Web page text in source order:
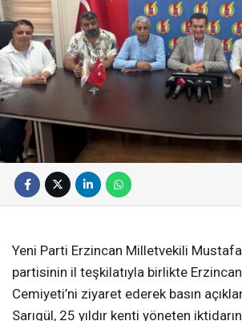
Yeni Parti Erzincan Milletvekili Mustafa
partisinin il teşkilatıyla birlikte
Cemiyeti’ni ziyaret ederek basın
Sarıgül, 25 yıldır kenti yöneten iktidarın